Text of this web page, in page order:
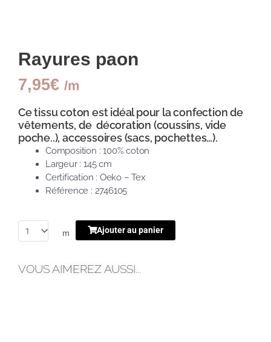
Rayures paon
7,95€ /m
Ce tissu coton est idéal pour la confection de
vêtements, de décoration (coussins, vide
poche..), accessoires (sacs, pochettes…).
Composition : 100% coton
Largeur : 145 cm
Certification : Oeko – Tex
Référence : 2746105
m Ajouter au panier
VOUS AIMEREZ AUSSI...